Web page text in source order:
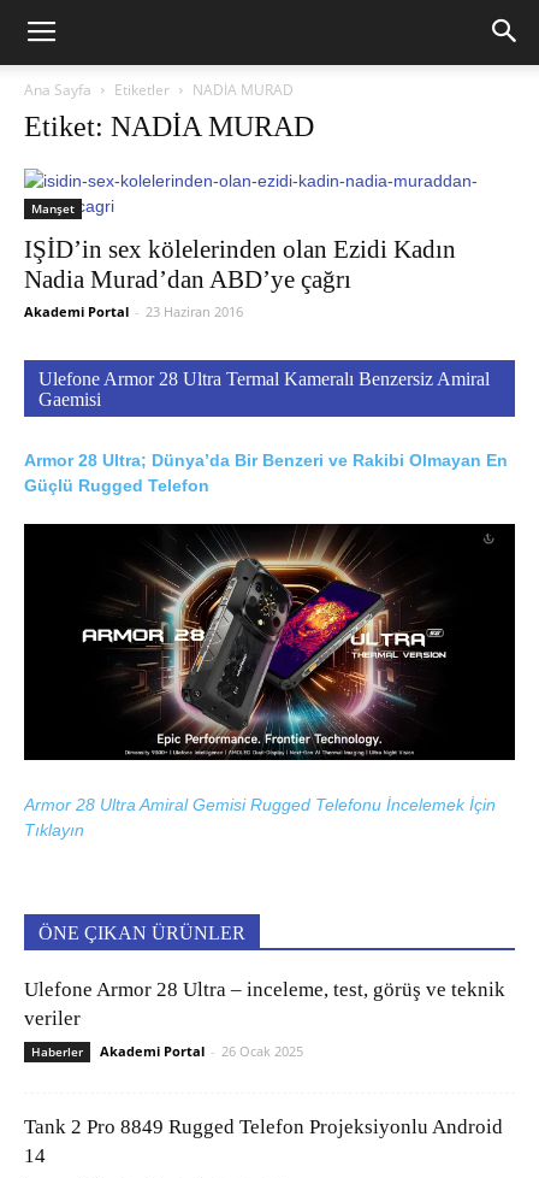
Ana Sayfa Etiketler NADİA MURAD
Etiket: NADİA MURAD
Manşet
IŞİD’in sex kölelerinden olan Ezidi Kadın
Nadia Murad’dan ABD’ye çağrı
Akademi Portal - 23 Haziran 2016
Ulefone Armor 28 Ultra Termal Kameralı Benzersiz Amiral
Gaemisi
Armor 28 Ultra; Dünya’da Bir Benzeri ve Rakibi Olmayan En
Güçlü Rugged Telefon
Armor 28 Ultra Amiral Gemisi Rugged Telefonu İncelemek İçin
Tıklayın
ÖNE ÇIKAN ÜRÜNLER
Ulefone Armor 28 Ultra – inceleme, test, görüş ve teknik
veriler
Haberler Akademi Portal - 26 Ocak 2025
Tank 2 Pro 8849 Rugged Telefon Projeksiyonlu Android
14